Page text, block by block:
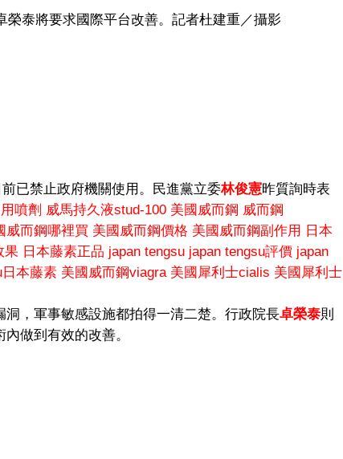
泰將要求國際平台改善。記者杜建重／攝影
前已禁止政府機關使用。民進黨立委林俊憲昨質詢時表
噴劑 威馬持久液stud-100 美國威而鋼 威而鋼
威而鋼哪裡買 美國威而鋼價格 美國威而鋼副作用
日本
果 日本藤素正品 japan tengsu japan tengsu評價 japan
本藤素 美國威而鋼viagra 美國犀利士cialis 美國犀利士
洞，軍事敏感設施都拍得一清二楚。行政院長卓榮泰則
做到有效的改善。